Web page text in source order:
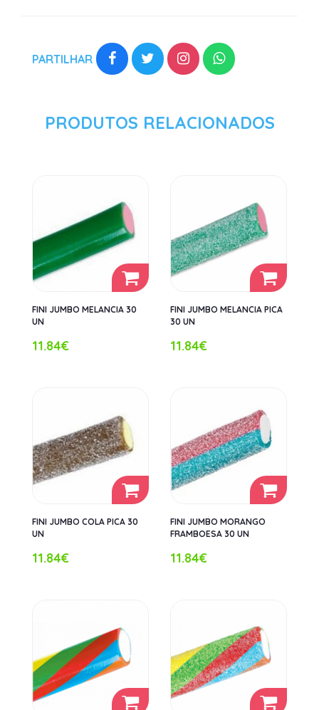
PARTILHAR
PRODUTOS RELACIONADOS
FINI JUMBO MELANCIA 30
UN
11.84€
FINI JUMBO MELANCIA PICA
30 UN
11.84€
FINI JUMBO COLA PICA 30
UN
11.84€
FINI JUMBO MORANGO
FRAMBOESA 30 UN
11.84€